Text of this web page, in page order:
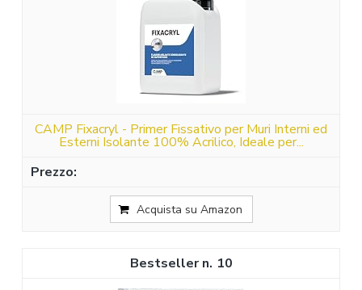
CAMP Fixacryl - Primer Fissativo per Muri Interni ed
Esterni Isolante 100% Acrilico, Ideale per...
Acquista su Amazon
10